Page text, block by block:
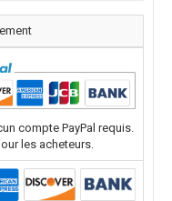
compte PayPal requis.
les acheteurs.